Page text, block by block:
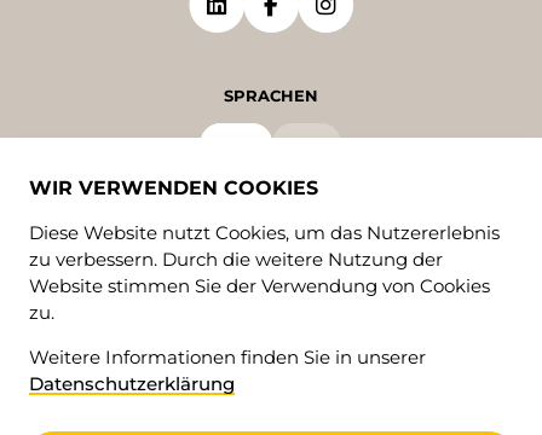
SPRACHEN
FR
© 2026 • Valrando
WIR VERWENDEN COOKIES
Diese Website nutzt Cookies, um das Nutzererlebnis
zu verbessern. Durch die weitere Nutzung der
Website stimmen Sie der Verwendung von Cookies
zu.
Weitere Informationen finden Sie in unserer
Datenschutzerklärung